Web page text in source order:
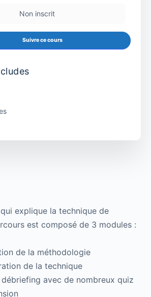
explique la technique de
est composé de 3 modules :
de la méthodologie
de la technique
débriefing avec de nombreux quiz
Non inscrit
Suivre ce cours